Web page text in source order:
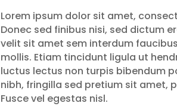
Lorem ipsum dolor sit amet,
Donec sed finibus nisi, sed dictum
velit sit amet sem interdum
mollis. Etiam tincidunt ligula ut
luctus lectus non turpis bibendum
nibh, fringilla sed pretium sit amet,
Fusce vel egestas nisl.